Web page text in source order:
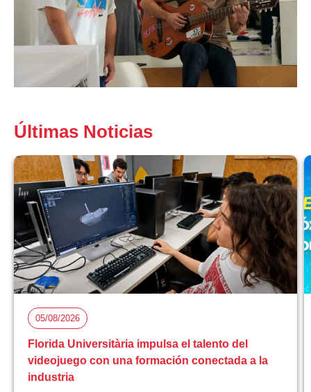
Últimas Noticias
05/08/2026
Florida Universitària impulsa el talento del
videojuego con una formación conectada a la
industria